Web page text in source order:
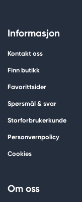
Informasjon
Kontakt oss
Finn butikk
Favorittsider
Spørsmål & svar
Storforbrukerkunde
Personvernpolicy
Cookies
Om oss